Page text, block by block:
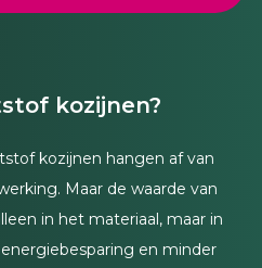
kozijnen?
kozijnen hangen af van
Maar de waarde van
in het materiaal, maar in
en minder